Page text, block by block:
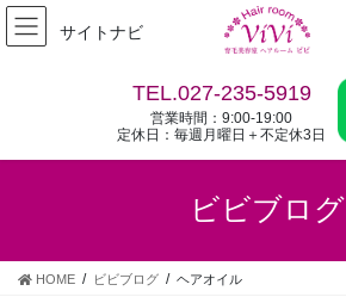
コ
ン
ス
ナ
ビ
ン
サイトナビ
TEL.027-235-5919
営業時間：9:00-19:00
定休日：毎週月曜日＋不定休3日
ビビブログ
HOME ビビブログ ヘアオイル